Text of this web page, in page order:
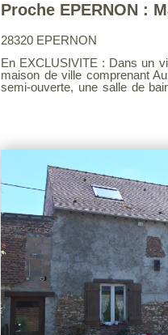
28320 EPERNON
En EXCLUSIVITE : Dans un village avec école, à 5 km de la gare d'Epernon, cette
maison de ville comprenant
semi-ouverte, une salle de
jardin clos de plus de 460 m² . Exclusivité